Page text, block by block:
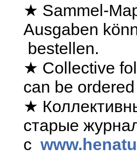
★ Sammel-
Ausgaben
bestellen.
★ Collective
can be
★
старые
с